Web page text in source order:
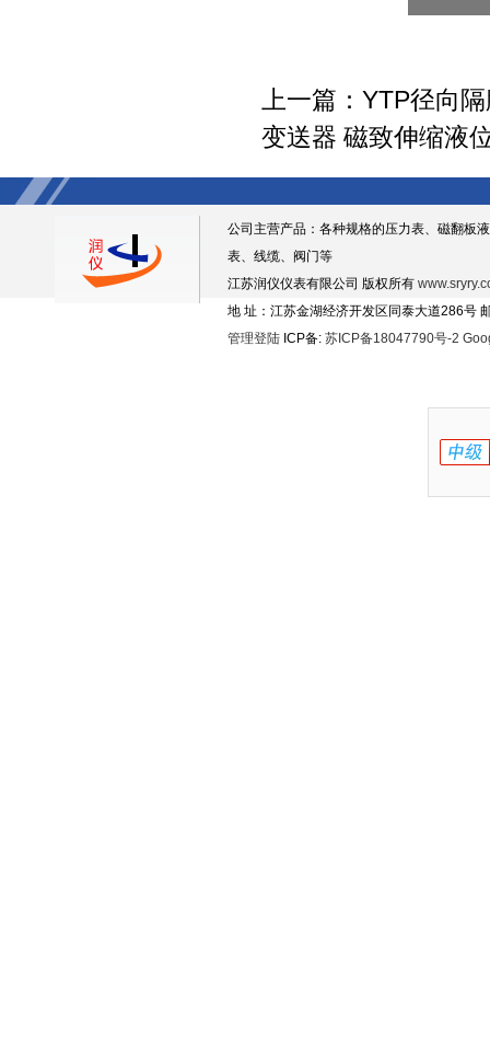
上一篇： YTP径向
变送器 磁致伸缩液
公司主营产品：各种规格的压力表、磁翻板
表、线缆、阀门等
江苏润仪仪表有限公司 版权所有
地 址：江苏金湖经济开发区同泰大道286号
管理登陆 ICP备: 苏ICP备18047790号-2